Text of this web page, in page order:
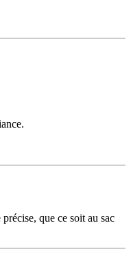
que ce soit au sac